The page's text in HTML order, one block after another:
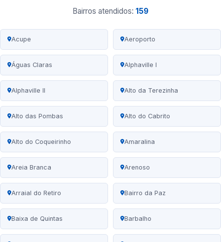
Bairros atendidos: 159
Acupe Aeroporto
Águas Claras Alphaville I
Alphaville II Alto da Terezinha
Alto das Pombas Alto do Cabrito
Alto do Coqueirinho Amaralina
Areia Branca Arenoso
Arraial do Retiro Bairro da Paz
Baixa de Quintas Barbalho